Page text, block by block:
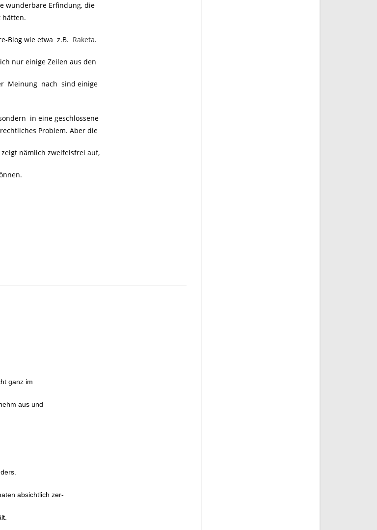
wunderbare Erfindung, die
hätten.
Blog wie etwa z.B. Raketa.
nur einige Zeilen aus den
Meinung nach sind einige
in eine geschlossene
Problem. Aber die
nämlich zweifelsfrei auf,
ganz im
aus und
absichtlich zer-